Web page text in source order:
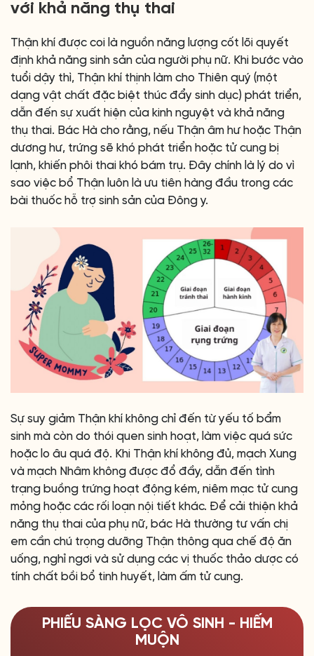
với khả năng thụ thai
Thận khí được coi là nguồn năng lượng cốt lõi quyết
định khả năng sinh sản của người phụ nữ. Khi bước vào
tuổi dậy thì, Thận khí thịnh làm cho Thiên quý (một
dạng vật chất đặc biệt thúc đẩy sinh dục) phát triển,
dẫn đến sự xuất hiện của kinh nguyệt và khả năng
thụ thai. Bác Hà cho rằng, nếu Thận âm hư hoặc Thận
dương hư, trứng sẽ khó phát triển hoặc tử cung bị
lạnh, khiến phôi thai khó bám trụ. Đây chính là lý do vì
sao việc bổ Thận luôn là ưu tiên hàng đầu trong các
bài thuốc hỗ trợ sinh sản của Đông y.
Sự suy giảm Thận khí không chỉ đến từ yếu tố bẩm
sinh mà còn do thói quen sinh hoạt, làm việc quá sức
hoặc lo âu quá độ. Khi Thận khí không đủ, mạch Xung
và mạch Nhâm không được đổ đầy, dẫn đến tình
trạng buồng trứng hoạt động kém, niêm mạc tử cung
mỏng hoặc các rối loạn nội tiết khác. Để cải thiện khả
năng thụ thai của phụ nữ, bác Hà thường tư vấn chị
em cần chú trọng dưỡng Thận thông qua chế độ ăn
uống, nghỉ ngơi và sử dụng các vị thuốc thảo dược có
tính chất bồi bổ tinh huyết, làm ấm tử cung.
PHIẾU SÀNG LỌC VÔ SINH - HIẾM
MUỘN